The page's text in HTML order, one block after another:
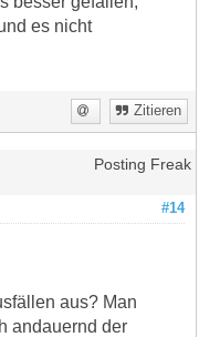
es nicht
Zitieren
Posting Freak
#14
aus? Man
andauernd der